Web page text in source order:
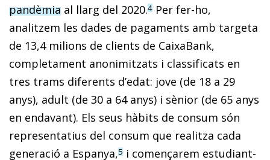
pandèmia al llarg del 2020.4 Per fer-ho,
analitzem les dades de pagaments amb targeta
de 13,4 milions de clients de CaixaBank,
completament anonimitzats i classificats en
tres trams diferents d’edat: jove (de 18 a 29
anys), adult (de 30 a 64 anys) i sènior (de 65 anys
en endavant). Els seus hàbits de consum són
representatius del consum que realitza cada
generació a Espa­­nya,5 i començarem estudiant-